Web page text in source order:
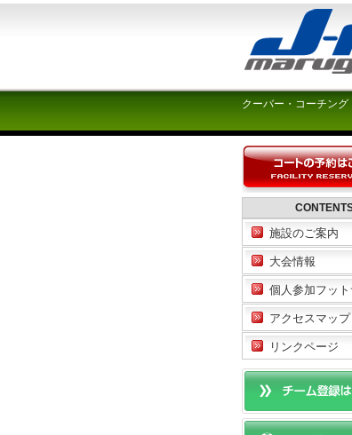
クーバー・コーチン
施設のご案内
大会情報
個人参加フッ
アクセスマップ
リンクページ